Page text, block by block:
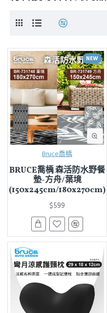
NEW
Bruce喬楀
BRUCE喬楀 森活防水野餐
墊-方舟/葉境
(150x245cm/180x270cm)
$599